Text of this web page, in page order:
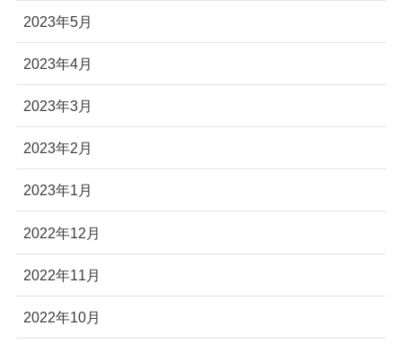
2023年5月
2023年4月
2023年3月
2023年2月
2023年1月
2022年12月
2022年11月
2022年10月